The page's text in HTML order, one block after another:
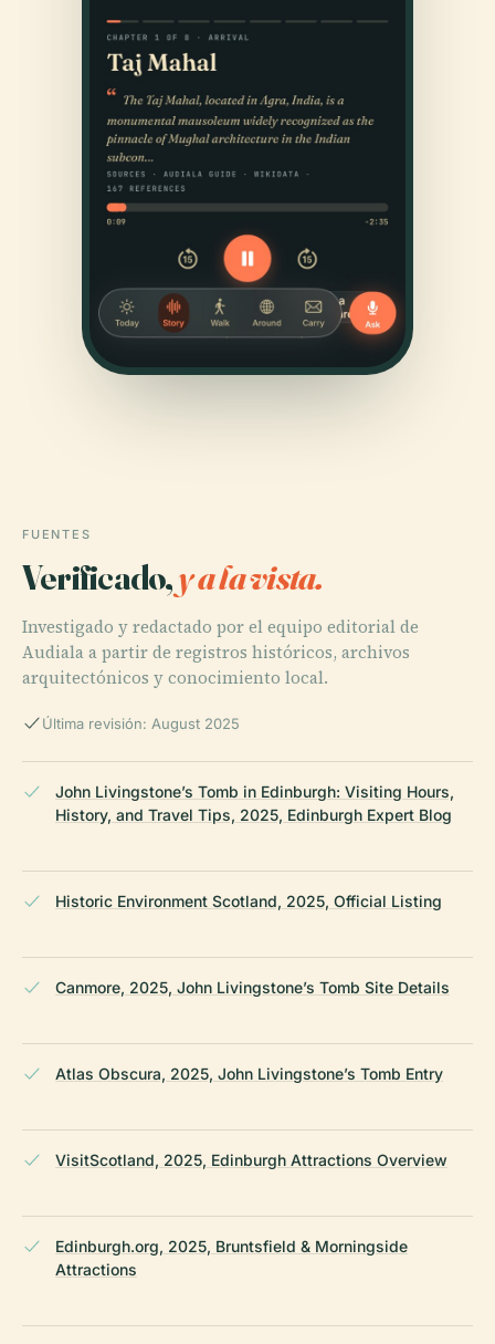
FUENTES
Verificado,y a la vista.
Investigado y redactado por el equipo editorial de
Audiala a partir de registros históricos, archivos
arquitectónicos y conocimiento local.
Última revisión: August 2025
John Livingstone’s Tomb in Edinburgh: Visiting Hours,
History, and Travel Tips, 2025, Edinburgh Expert Blog
Historic Environment Scotland, 2025, Official Listing
Canmore, 2025, John Livingstone’s Tomb Site Details
Atlas Obscura, 2025, John Livingstone’s Tomb Entry
VisitScotland, 2025, Edinburgh Attractions Overview
Edinburgh.org, 2025, Bruntsfield & Morningside
Attractions